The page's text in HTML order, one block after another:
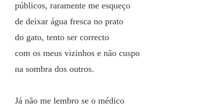
públicos, raramente me esqueço
de deixar água fresca no prato
do gato, tento ser correcto
com os meus vizinhos e não cuspo
na sombra dos outros.
Já não me lembro se o médico